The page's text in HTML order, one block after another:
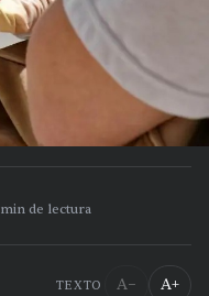
min de lectura
TEXTO A− A+